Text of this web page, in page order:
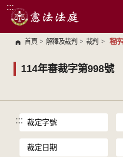
跳到主要內容區塊
:::
首頁 > 解釋及裁判 > 裁判 > 程
114年審裁字第998號
::: 裁定字號
裁定日期